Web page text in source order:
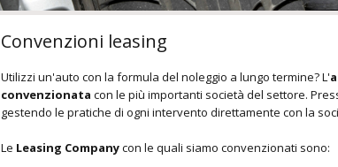
Convenzioni leasing
Utilizzi un'auto con la formula del noleggio a lungo termine? L'
convenzionata con le più importanti società del settore.
gestendo le pratiche di ogni intervento direttamente con la
Le Leasing Companycon le quali siamo convenzionati sono: